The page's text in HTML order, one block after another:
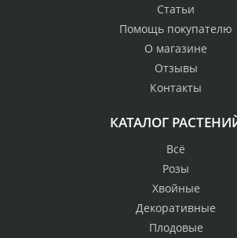
Статьи
Помощь покупателю
О магазине
Отзывы
Контакты
КАТАЛОГ
Всё
Розы
Хвойные
Декоративные
Плодовые